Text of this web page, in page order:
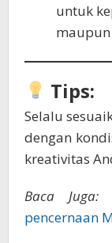
untuk
Tips:
Selalu
dengan
kreativitas
Baca Juga:
pencernaan